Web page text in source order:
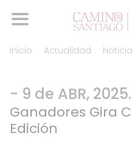
Inicio Actualidad
- 9 de ABR,
Ganadores Gira
Edición